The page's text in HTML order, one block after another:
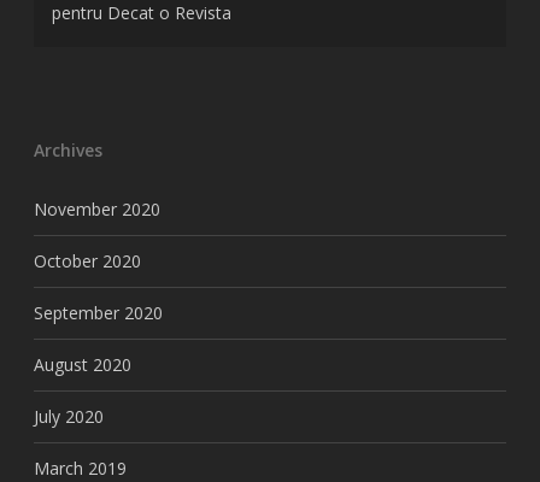
pentru Decat o Revista
Archives
November 2020
October 2020
September 2020
August 2020
July 2020
March 2019